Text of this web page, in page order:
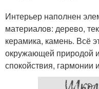
Интерьер наполнен
материалов: дерево,
керамика, камень. Всё
окружающей природой
спокойствия, гармонии